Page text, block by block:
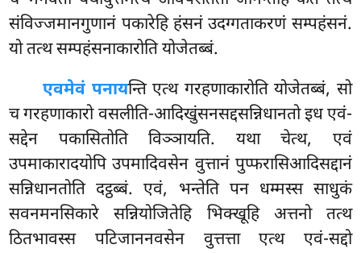
संविज्जमानगुणानं पकारेहि हंसनं उदग्गताकरणं सम्पहंसनं.
यो तत्थ सम्पहंसनाकारोति योजेतब्बं.
एवमेवं पनायन्ति एत्थ गरहणाकारोति योजेतब्बं, सो
च गरहणाकारो वसलीति-आदिखुंसनसद्दसन्निधानतो इध एवं-
सद्देन पकासितोति विञ्ञायति. यथा चेत्थ, एवं
उपमाकारादयोपि उपमादिवसेन वुत्तानं पुप्फरासिआदिसद्दानं
सन्निधानतोति दट्ठब्बं. एवं, भन्तेति पन धम्मस्स साधुकं
सवनमनसिकारे सन्नियोजितेहि भिक्खूहि अत्तनो तत्थ
ठितभावस्स पटिजाननवसेन वुत्तत्ता एत्थ एवं-सद्दो